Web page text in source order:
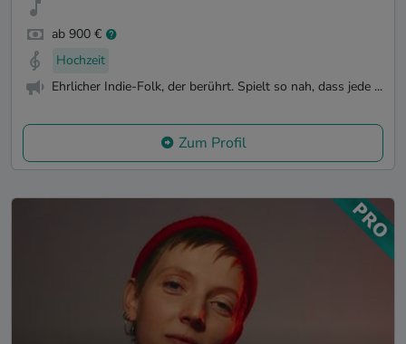
ab 900 €
Hochzeit
Ehrlicher Indie-Folk, der berührt. Spielt so nah, dass jede ...
Zum Profil